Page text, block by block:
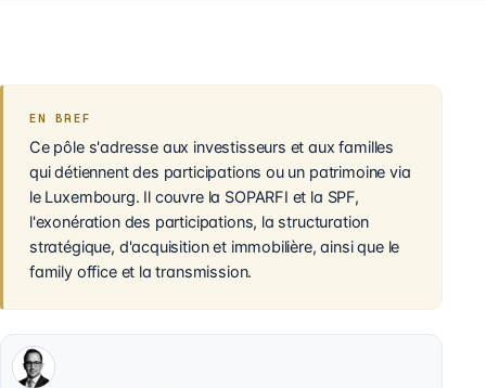
EN BREF
Ce pôle s'adresse aux investisseurs et aux familles
qui détiennent des participations ou un patrimoine via
le Luxembourg. Il couvre la SOPARFI et la SPF,
l'exonération des participations, la structuration
stratégique, d'acquisition et immobilière, ainsi que le
family office et la transmission.